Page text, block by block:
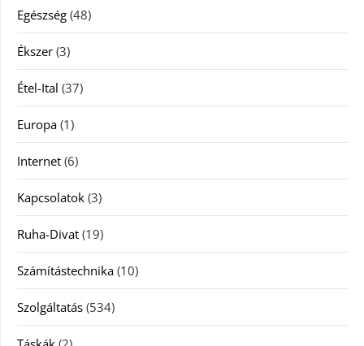
Egészség (48)
Ékszer (3)
Étel-Ital (37)
Europa (1)
Internet (6)
Kapcsolatok (3)
Ruha-Divat (19)
Számítástechnika (10)
Szolgáltatás (534)